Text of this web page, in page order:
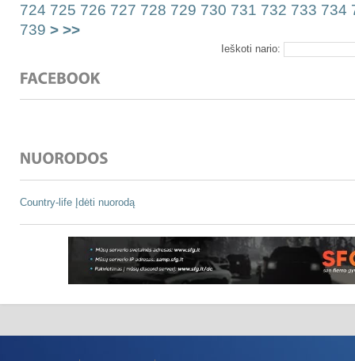
724 725 726 727 728 729 730 731 732 733 734
739 > >>
Ieškoti nario:
Country-life Įdėti nuorodą